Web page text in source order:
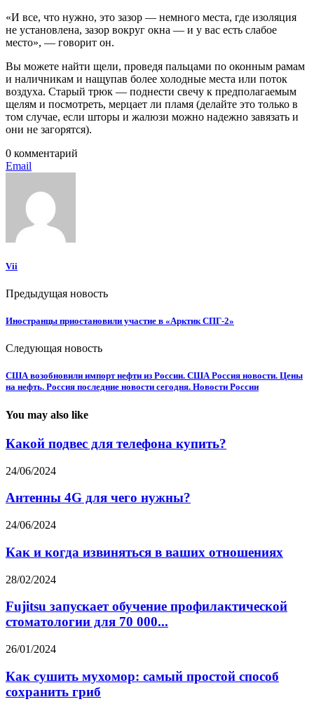
«И все, что нужно, это зазор — немного места, где изоляция
не установлена, зазор вокруг окна — и у вас есть слабое
место», — говорит он.
Вы можете найти щели, проведя пальцами по оконным рамам
и наличникам и нащупав более холодные места или поток
воздуха. Старый трюк — поднести свечу к предполагаемым
щелям и посмотреть, мерцает ли пламя (делайте это только в
том случае, если шторы и жалюзи можно надежно завязать и
они не загорятся).
0 комментарий
Email
Vii
Предыдущая новость
Иностранцы приостановили участие в «Арктик СПГ-2»
Следующая новость
США возобновили импорт нефти из России. США Россия новости. Цены
на нефть. Россия последние новости сегодня. Новости России
You may also like
Какой подвес для телефона купить?
24/06/2024
Антенны 4G для чего нужны?
24/06/2024
Как и когда извиняться в ваших отношениях
28/02/2024
Fujitsu запускает обучение профилактической
стоматологии для 70 000...
26/01/2024
Как сушить мухомор: самый простой способ
сохранить гриб